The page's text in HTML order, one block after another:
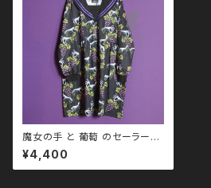
魔女の手 と 葡萄 のセーラーワ
ンピース qse110011 大きいサ
イズ ユニセックス ビッグシルエ
ット オーバーサイズ ドロップシ
¥4,400